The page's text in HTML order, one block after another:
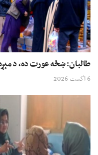
طالبان: ښځه عورت ده، د مېړه
6 اگست 2026